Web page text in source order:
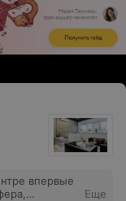
впервые
Еще